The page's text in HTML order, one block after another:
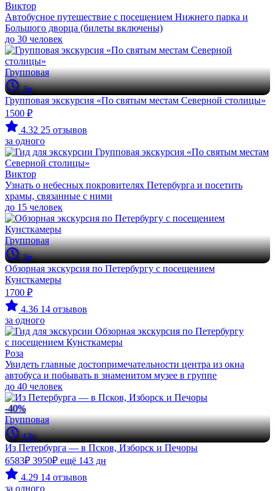
Виктор
Автобусное путешествие с посещением Нижнего парка и
Большого дворца (билеты включены)
до 30 человек
Групповая
3ч
Групповая экскурсия «По святым местам Северной столицы»
1500 ₽
4.32 25 отзывов
за одного
Виктор
Узнать о небесных покровителях Петербурга и посетить
храмы, связанные с ними
до 15 человек
Групповая
3ч
Обзорная экскурсия по Петербургу с посещением
Кунсткамеры
1700 ₽
4.36 14 отзывов
за одного
Роза
Увидеть главные достопримечательности центра из окна
автобуса и побывать в знаменитом музее в группе
до 40 человек
-40%
Групповая
13ч
Из Петербурга — в Псков, Изборск и Печоры
6583₽ 3950₽ ещё 143 дн
4.29 14 отзывов
за одного